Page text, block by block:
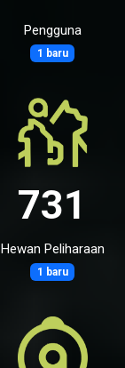
Pengguna
1 baru
731
Hewan Peliharaan
1 baru